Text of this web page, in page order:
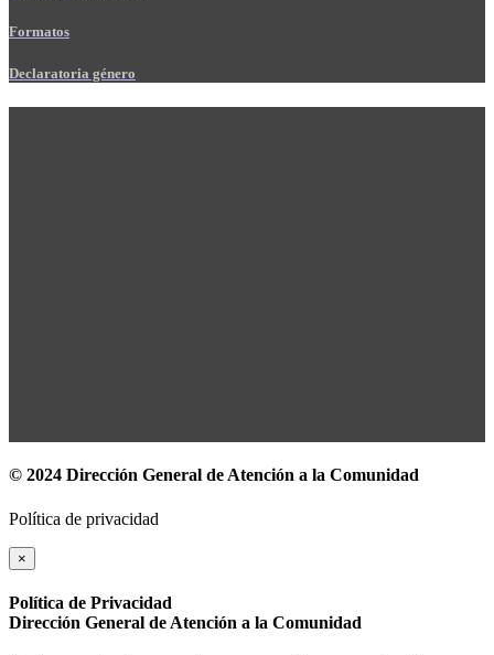
Formatos
Declaratoria género
© 2024 Dirección General de Atención a la Comunidad
Política de privacidad
×
Política de Privacidad
Dirección General de Atención a la Comunidad